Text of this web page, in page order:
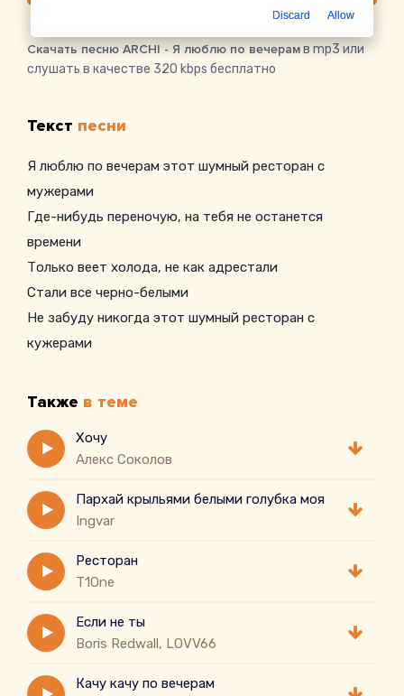
Скачать песню ARCHI - Я люблю по вечерамв mp3 или
слушать в качестве 320 kbps бесплатно
Текст песни
Я люблю по вечерам этот шумный ресторан с
мужерами
Где-нибудь переночую, на тебя не останется
времени
Только веет холода, не как адрестали
Стали все черно-белыми
Не забуду никогда этот шумный ресторан с
кужерами
Также в теме
Хочу
Алекс Соколов
Пархай крыльями белыми голубка моя
Ingvar
Ресторан
T1One
Если не ты
Boris Redwall, LOVV66
Качу качу по вечерам
Discard Allow